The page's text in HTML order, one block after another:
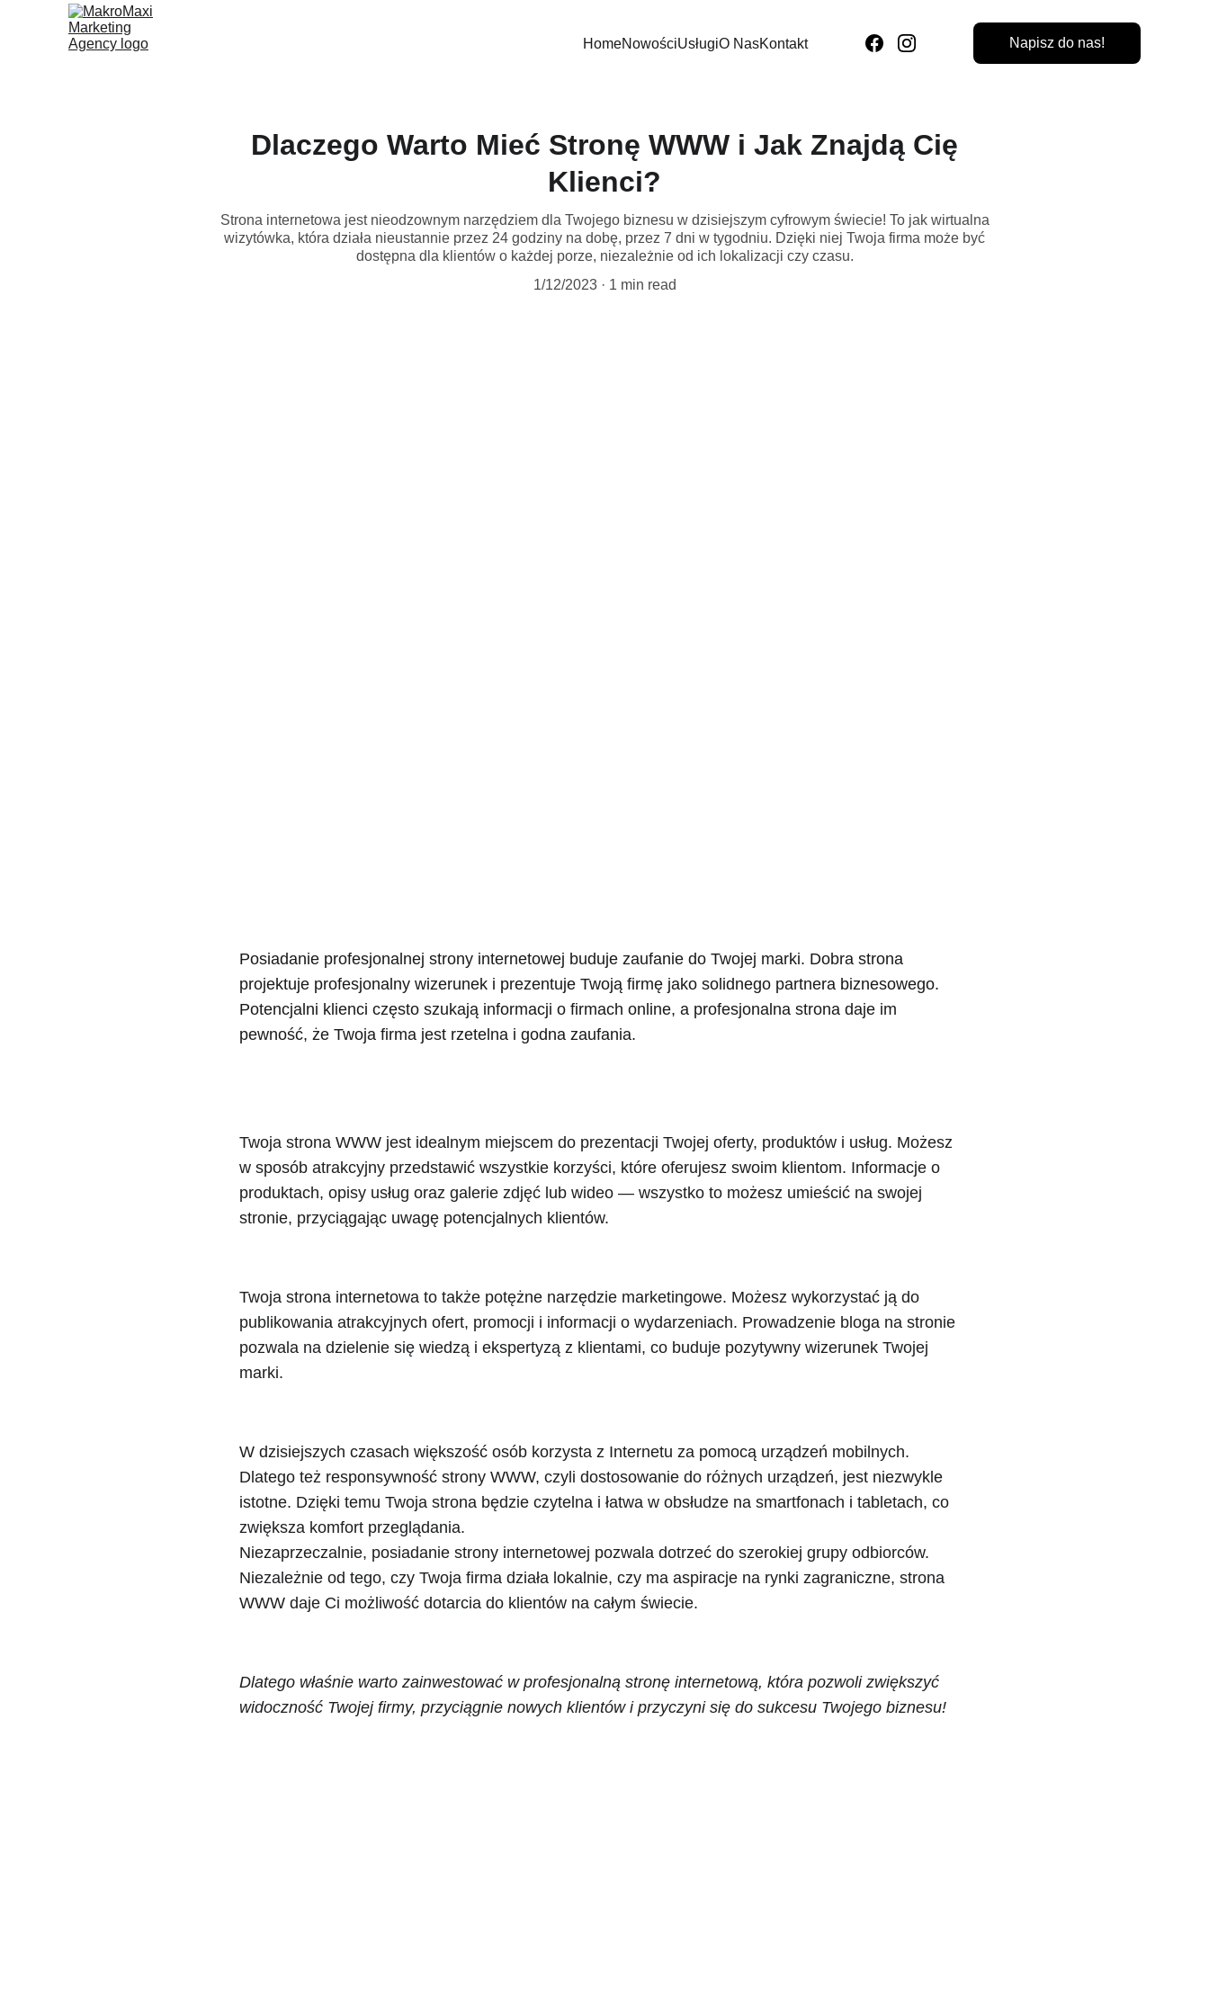
HomeNowościUsługiO NasKontakt Napisz do nas!
Dlaczego Warto Mieć Stronę WWW i Jak Znajdą Cię
Klienci?
Strona internetowa jest nieodzownym narzędziem dla Twojego biznesu w dzisiejszym cyfrowym świecie! To jak wirtualna
wizytówka, która działa nieustannie przez 24 godziny na dobę, przez 7 dni w tygodniu. Dzięki niej Twoja firma może być
dostępna dla klientów o każdej porze, niezależnie od ich lokalizacji czy czasu.
1/12/2023
1 min read
Posiadanie profesjonalnej strony internetowej buduje zaufanie do Twojej marki. Dobra strona
projektuje profesjonalny wizerunek i prezentuje Twoją firmę jako solidnego partnera biznesowego.
Potencjalni klienci często szukają informacji o firmach online, a profesjonalna strona daje im
pewność, że Twoja firma jest rzetelna i godna zaufania.
Twoja strona WWW jest idealnym miejscem do prezentacji Twojej oferty, produktów i usług. Możesz
w sposób atrakcyjny przedstawić wszystkie korzyści, które oferujesz swoim klientom. Informacje o
produktach, opisy usług oraz galerie zdjęć lub wideo — wszystko to możesz umieścić na swojej
stronie, przyciągając uwagę potencjalnych klientów.
Twoja strona internetowa to także potężne narzędzie marketingowe. Możesz wykorzystać ją do
publikowania atrakcyjnych ofert, promocji i informacji o wydarzeniach. Prowadzenie bloga na stronie
pozwala na dzielenie się wiedzą i ekspertyzą z klientami, co buduje pozytywny wizerunek Twojej
marki.
W dzisiejszych czasach większość osób korzysta z Internetu za pomocą urządzeń mobilnych.
Dlatego też responsywność strony WWW, czyli dostosowanie do różnych urządzeń, jest niezwykle
istotne. Dzięki temu Twoja strona będzie czytelna i łatwa w obsłudze na smartfonach i tabletach, co
zwiększa komfort przeglądania.
Niezaprzeczalnie, posiadanie strony internetowej pozwala dotrzeć do szerokiej grupy odbiorców.
Niezależnie od tego, czy Twoja firma działa lokalnie, czy ma aspiracje na rynki zagraniczne, strona
WWW daje Ci możliwość dotarcia do klientów na całym świecie.
Dlatego właśnie warto zainwestować w profesjonalną stronę internetową, która pozwoli zwiększyć
widoczność Twojej firmy, przyciągnie nowych klientów i przyczyni się do sukcesu Twojego biznesu!